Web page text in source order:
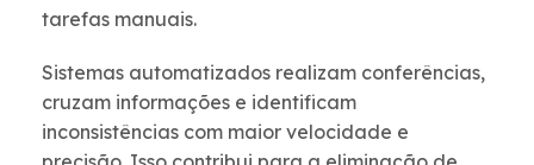
tarefas manuais.
Sistemas automatizados realizam conferências,
cruzam informações e identificam
inconsistências com maior velocidade e